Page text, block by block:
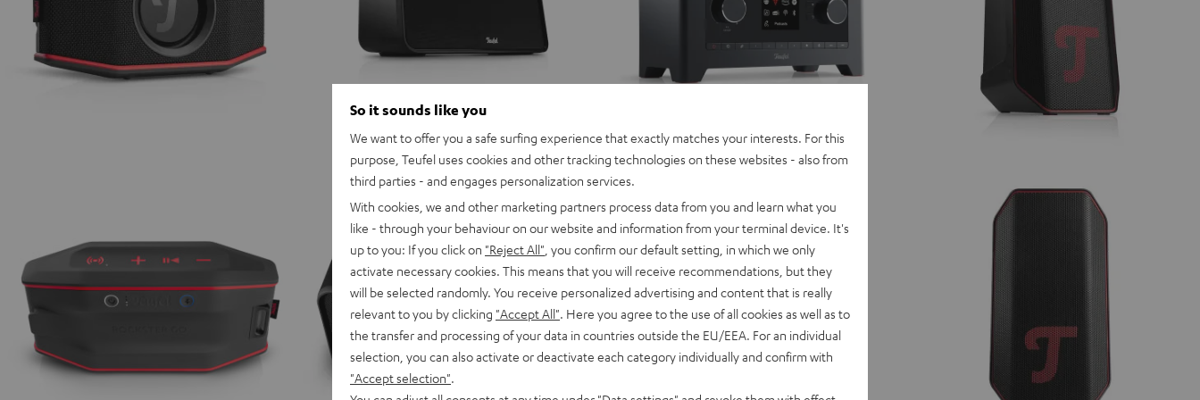
So it sounds like you
We want to offer you a safe surfing experience that exactly matches your interests. For this
purpose, Teufel uses cookies and other tracking technologies on these websites - also from
third parties - and engages personalization services.
With cookies, we and other marketing partners process data from you and learn what you
like - through your behaviour on our website and information from your terminal device. It's
up to you: If you click on "Reject All" , you confirm our default setting, in which we only
activate necessary cookies. This means that you will receive recommendations, but they
will be selected randomly. You receive personalized advertising and content that is really
relevant to you by clicking "Accept All" . Here you agree to the use of all cookies as well as to
the transfer and processing of your data in countries outside the EU/EEA. For an individual
selection, you can also activate or deactivate each category individually and confirm with
"Accept selection"